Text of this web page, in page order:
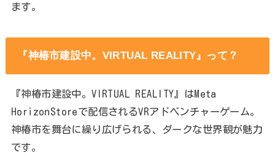
ます。
『神椿市建設中。VIRTUAL REALITY』って？
『神椿市建設中。VIRTUAL REALITY』はMeta
HorizonStoreで配信されるVRアドベンチャーゲーム。
神椿市を舞台に繰り広げられる、ダークな世界観が魅力
です。